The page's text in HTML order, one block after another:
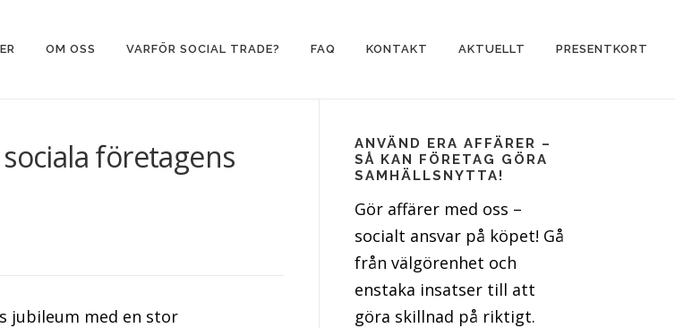
OM OSS VARFÖR SOCIAL TRADE? FAQ KONTAKT AKTUELLT PRESENTKORT
företagens
jubileum med en stor
ANVÄND ERA AFFÄRER –
SÅ KAN FÖRETAG GÖRA
SAMHÄLLSNYTTA!
Gör affärer med oss –
socialt ansvar på köpet! Gå
från välgörenhet och
enstaka insatser till att
göra skillnad på riktigt.